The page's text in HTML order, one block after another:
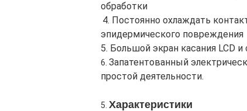
обработки
4. Постоянно охлаждать
эпидермического повреждения
5. Большой экран касания LCD
6. Запатентованный
простой деятельности.
5. Характеристики